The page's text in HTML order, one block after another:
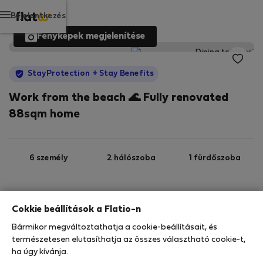
Bejelentkezés
Fényképek megjelenítése
StayProtection + Stay Benefits
Work from the beach 🌊 Fully renovated
88sqm home
6 személy 2 hálószoba 1 fürdőszoba
StayProtection Stay Benefits
Az Ön tartózkodását ebben az ingatlanban a
Cokkie beállítások a Flatio-n
Bármikor megváltoztathatja a cookie-beállításait, és
természetesen elutasíthatja az összes választható cookie-t,
ha úgy kívánja.